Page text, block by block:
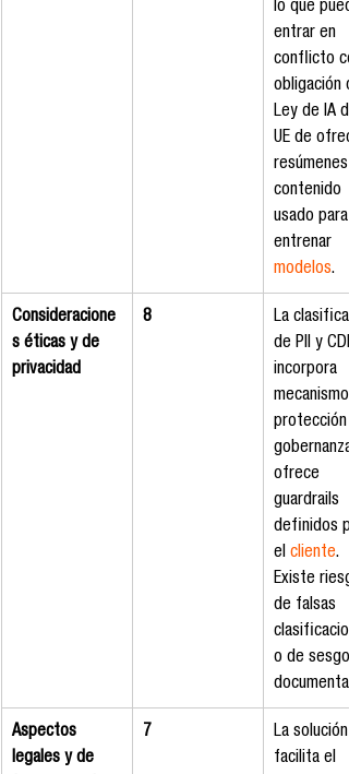
lo que
entrar en
conflicto
obligación
Ley de IA
UE de
resúmenes
contenido
usado para
entrenar
modelos.
Consideracione
s éticas y de
privacidad
8
La
de PII y CDE
incorpora
protección
ofrece
guardrails
definidos
el cliente.
Existe
de falsas
o de
Aspectos
legales y de
7
La solución
facilita el